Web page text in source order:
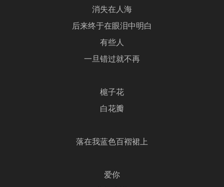
消失在人海
后来终于在眼泪中明白
有些人
一旦错过就不再
槴子花
白花瓣
落在我蓝色百褶裙上
爱你